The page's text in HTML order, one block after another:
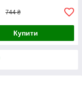
744 ₴
Купити